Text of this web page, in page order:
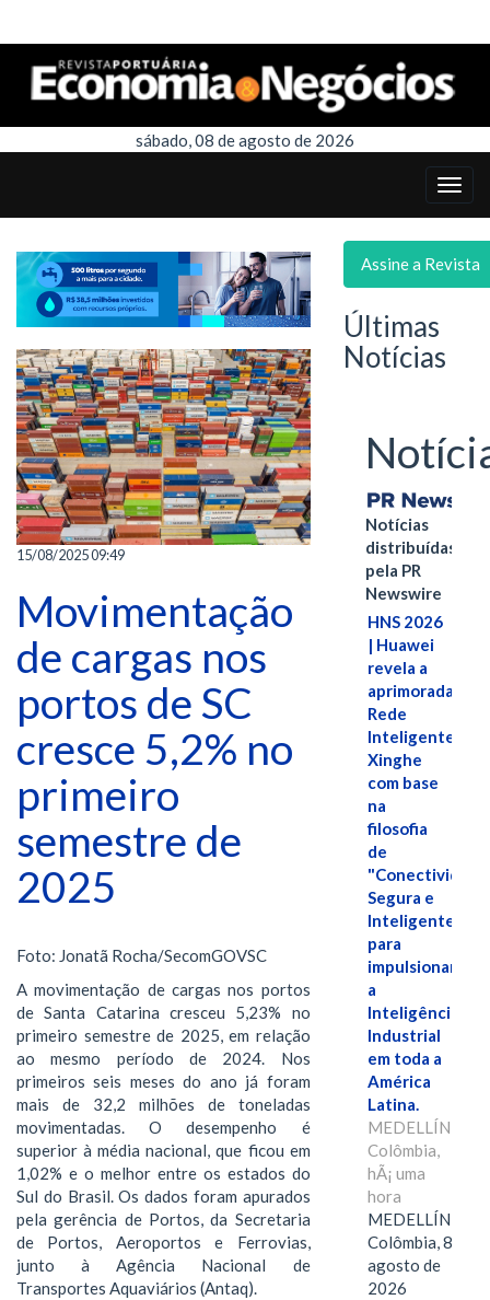
sábado, 08 de agosto de 2026
15/08/2025 09:49
Movimentação
de cargas nos
portos de SC
cresce 5,2% no
primeiro
semestre de
2025
Foto: Jonatã Rocha/SecomGOVSC
A movimentação de cargas nos portos
de Santa Catarina cresceu 5,23% no
primeiro semestre de 2025, em relação
ao mesmo período de 2024. Nos
primeiros seis meses do ano já foram
mais de 32,2 milhões de toneladas
movimentadas. O desempenho é
superior à média nacional, que ficou em
1,02% e o melhor entre os estados do
Sul do Brasil. Os dados foram apurados
pela gerência de Portos, da Secretaria
de Portos, Aeroportos e Ferrovias,
junto à Agência Nacional de
Transportes Aquaviários (Antaq).
Assine a Revista
Últimas
Notícias
Notícias
distribuídas
pela PR
Newswire
HNS 2026
| Huawei
revela a
aprimorada
Rede
Inteligente
Xinghe
com base
na
filosofia
de
"Conectividade
Segura e
Inteligente"
para
impulsionar
a
Inteligência
Industrial
em toda a
América
Latina.
MEDELLÍN,
Colômbia,
hÃ¡ uma
hora
MEDELLÍN,
Colômbia, 8 de
agosto de
2026